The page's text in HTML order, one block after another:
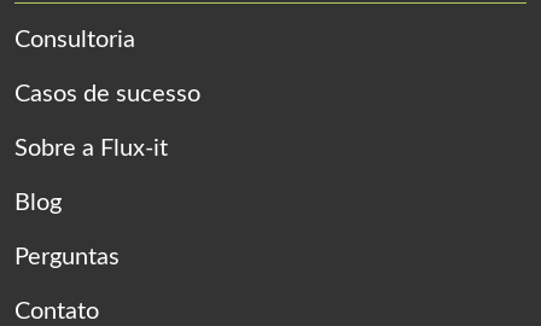
Consultoria
Casos de sucesso
Sobre a Flux-it
Blog
Perguntas
Contato